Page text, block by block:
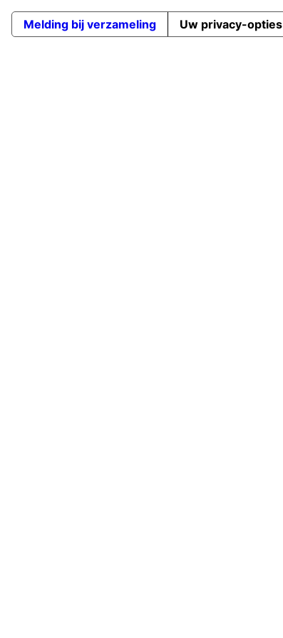
Melding bij verzameling Uw privacy-opties